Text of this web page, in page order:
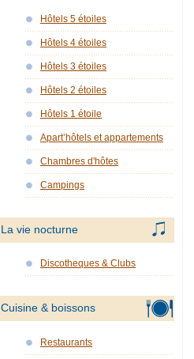
Hôtels 5 étoiles
Hôtels 4 étoiles
Hôtels 3 étoiles
Hôtels 2 étoiles
Hôtels 1 étoile
Apart’hôtels et appartements
Chambres d'hôtes
Campings
La vie nocturne
Discotheques & Clubs
Cuisine & boissons
Restaurants